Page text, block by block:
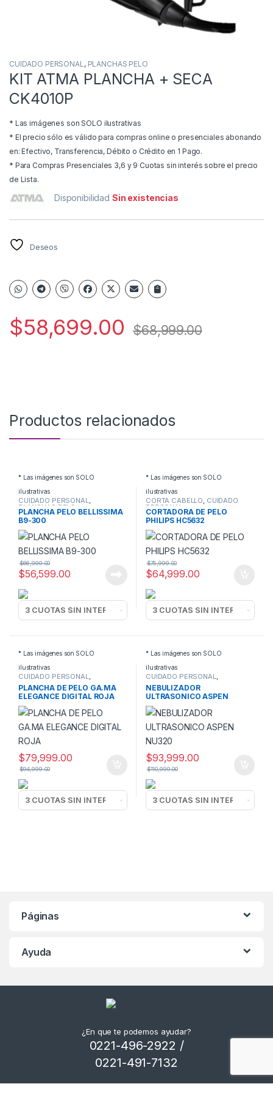
CUIDADO PERSONAL, PLANCHAS PELO
KIT ATMA PLANCHA + SECA
CK4010P
* Las imágenes son SOLO ilustrativas
* El precio sólo es válido para compras online o presenciales abonando
en: Efectivo, Transferencia, Débito o Crédito en 1 Pago.
* Para Compras Presenciales 3,6 y 9 Cuotas sin interés sobre el precio
de Lista.
Disponibilidad Sin existencias
Deseos
$58,699.00 $68,999.00
Productos relacionados
* Las imágenes son SOLO
ilustrativas
CUIDADO PERSONAL,
PLANCHAS PELO
PLANCHA PELO BELLISSIMA
B9-300
$56,599.00
$66,999.00
* Las imágenes son SOLO
ilustrativas
CORTA CABELLO, CUIDADO
PERSONAL
CORTADORA DE PELO
PHILIPS HC5632
$64,999.00
$75,999.00
* Las imágenes son SOLO
ilustrativas
CUIDADO PERSONAL,
PLANCHAS PELO
PLANCHA DE PELO GA.MA
ELEGANCE DIGITAL ROJA
$79,999.00
$94,999.00
* Las imágenes son SOLO
ilustrativas
CUIDADO PERSONAL,
NEBULIZADORES
NEBULIZADOR
ULTRASONICO ASPEN
NU320
$93,999.00
$110,999.00
Páginas
Ayuda
¿En que te podemos ayudar?
0221-496-2922 /
0221-491-7132